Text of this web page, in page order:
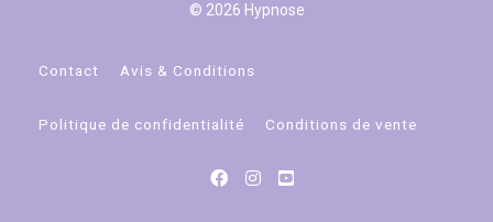
© 2026 Hypnose
Contact Avis & Conditions
Politique de confidentialité Conditions de vente